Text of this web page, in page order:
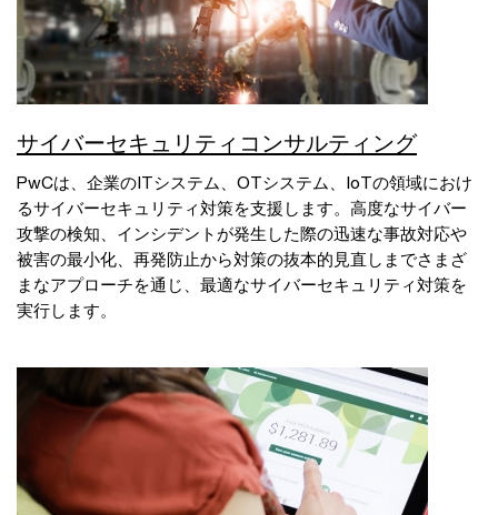
サイバーセキュリティコンサルティング
PwCは、企業のITシステム、OTシステム、IoTの領域におけ
るサイバーセキュリティ対策を支援します。高度なサイバー
攻撃の検知、インシデントが発生した際の迅速な事故対応や
被害の最小化、再発防止から対策の抜本的見直しまでさまざ
まなアプローチを通じ、最適なサイバーセキュリティ対策を
実行します。